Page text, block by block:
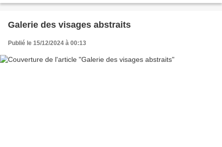
Galerie des visages abstraits
Publié le 15/12/2024 à 00:13